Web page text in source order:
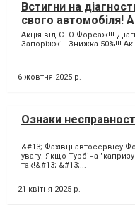
Встигни на
свого автомобіля!
Акція від СТО Форсаж!!!
Запоріжжі - Знижка 50%!!!
6 жовтня 2025 р.
Ознаки
&#13; Фахівці автосервісу
увагу! Якщо Турбіна
так!&#13; &#13;...
21 квітня 2025 р.